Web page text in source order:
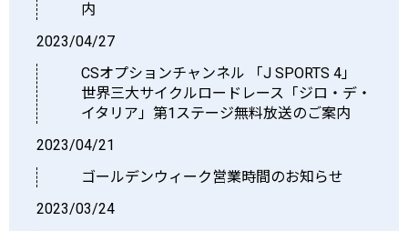
内
2023/04/27
CSオプションチャンネル 「J SPORTS 4」
世界三大サイクルロードレース「ジロ・デ・
イタリア」第1ステージ無料放送のご案内
2023/04/21
ゴールデンウィーク営業時間のお知らせ
2023/03/24